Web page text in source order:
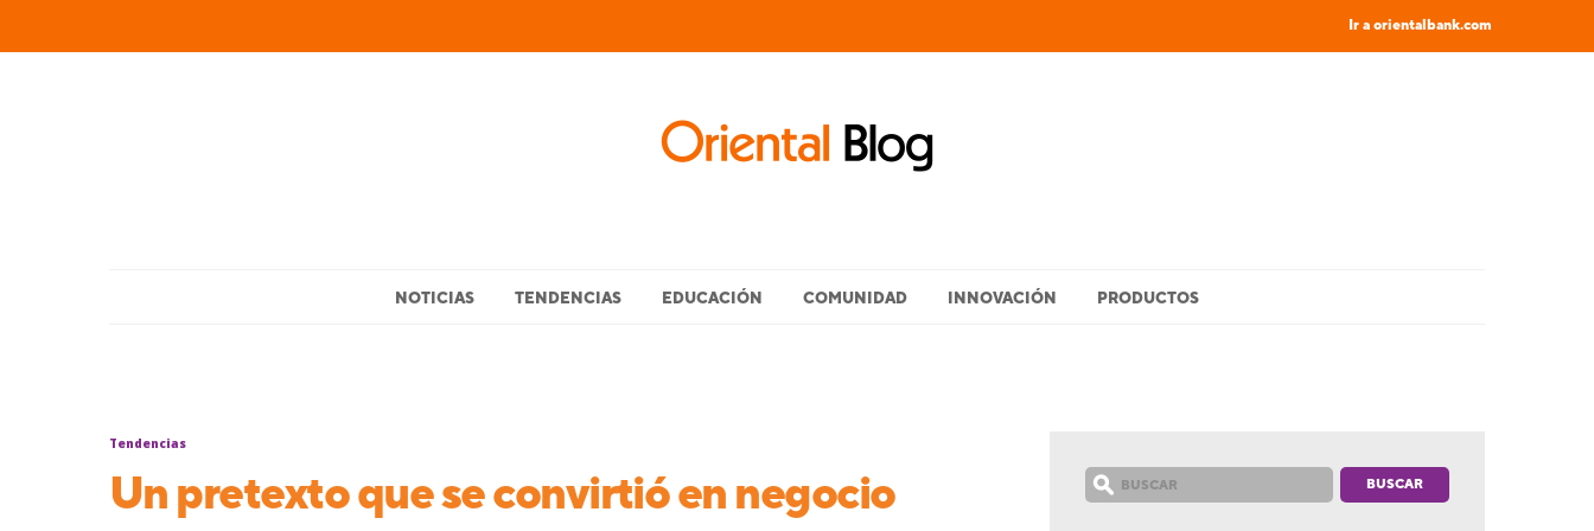
Ir a orientalbank.com
NOTICIAS TENDENCIAS EDUCACIÓN COMUNIDAD INNOVACIÓN PRODUCTOS
Tendencias
Un pretexto que se convirtió en negocio